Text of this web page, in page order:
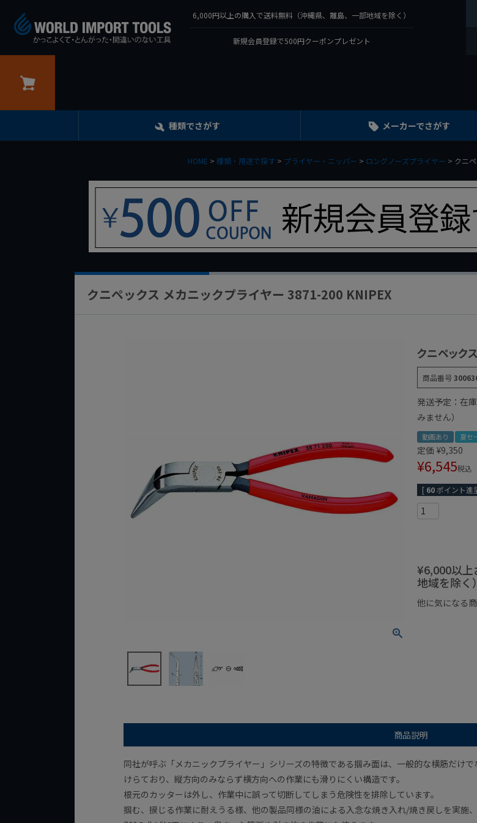
6,000円以上の購入で送料無料（沖縄県、離島、一部地域を除く）
新規会員登録で500円クーポンプレゼント
種類でさがす メーカーでさがす
HOME 種類・用途で探す プライヤー・ニッパー ロングノーズプライヤー クニ
クニペックス メカニックプライヤー 3871-200 KNIPEX
クニペック
商品番号
発送予定：在
みません）
動画あり 夏セ
定価 ¥9,350
¥6,545税込
[ 60ポイント進
¥6,000以
地域を除く）
他に気になる
商品説明
同社が呼ぶ「メカニックプライヤー」シリーズの特徴である掴み面は、一般的な横筋だけ
けらており、縦方向のみならず横方向への作業にも滑りにくい構造です。
根元のカッターは外し、作業中に誤って切断してしまう危険性を排除しています。
掴む、捩じる作業に耐えうる様、他の製品同様の油による入念な焼き入れ/焼き戻しを実施